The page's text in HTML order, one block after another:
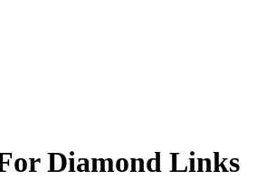
Diamond Links